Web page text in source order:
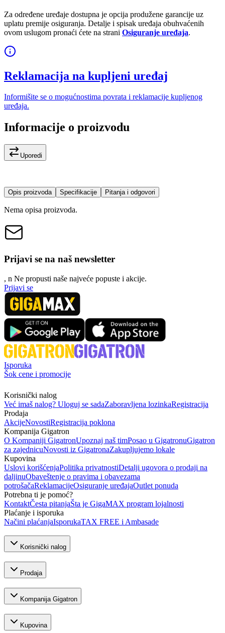
Za određene uređaje dostupna je opcija produžene garancije uz
uplatu premije osiguranja. Detalje i spisak uređaja obuhvaćenih
ovom uslugom pronaći ćete na strani Osiguranje uređaja.
Reklamacija na kupljeni uređaj
Informišite se o mogućnostima povrata i reklamacije kupljenog
uređaja.
Informacije o proizvodu
Uporedi
Opis proizvoda Specifikacije Pitanja i odgovori
Nema opisa proizvoda.
Prijavi se na naš newsletter
, n Ne propusti naše najveće popuste i akcije.
Prijavi se
Isporuka
Šok cene i promocije
Korisnički nalog
Već imaš nalog? Uloguj se sadaZaboravljena lozinkaRegistracija
Prodaja
AkcijeNovostiRegistracija poklona
Kompanija Gigatron
O Kompaniji GigatronUpoznaj naš timPosao u GigatronuGigatron
za zajednicuNovosti iz GigatronaZakupljujemo lokale
Kupovina
Uslovi korišćenjaPolitika privatnostiDetalji ugovora o prodaji na
daljinuObaveštenje o pravima i obavezama
potrošačaReklamacijeOsiguranje uređajaOutlet ponuda
Potrebna ti je pomoć?
KontaktČesta pitanjaŠta je GigaMAX program lojalnosti
Plaćanje i isporuka
Načini plaćanjaIsporukaTAX FREE i Ambasade
Korisnički nalog
Prodaja
Kompanija Gigatron
Kupovina